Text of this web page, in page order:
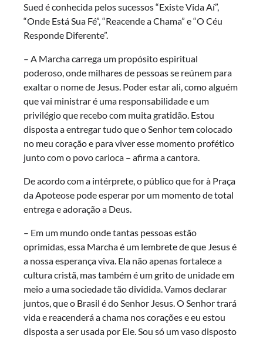
Sued é conhecida pelos sucessos “Existe Vida Aí”,
“Onde Está Sua Fé”, “Reacende a Chama” e “O Céu
Responde Diferente”.
– A Marcha carrega um propósito espiritual
poderoso, onde milhares de pessoas se reúnem para
exaltar o nome de Jesus. Poder estar ali, como alguém
que vai ministrar é uma responsabilidade e um
privilégio que recebo com muita gratidão. Estou
disposta a entregar tudo que o Senhor tem colocado
no meu coração e para viver esse momento profético
junto com o povo carioca – afirma a cantora.
De acordo com a intérprete, o público que for à Praça
da Apoteose pode esperar por um momento de total
entrega e adoração a Deus.
– Em um mundo onde tantas pessoas estão
oprimidas, essa Marcha é um lembrete de que Jesus é
a nossa esperança viva. Ela não apenas fortalece a
cultura cristã, mas também é um grito de unidade em
meio a uma sociedade tão dividida. Vamos declarar
juntos, que o Brasil é do Senhor Jesus. O Senhor trará
vida e reacenderá a chama nos corações e eu estou
disposta a ser usada por Ele. Sou só um vaso disposto